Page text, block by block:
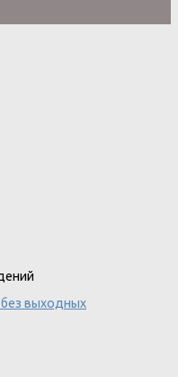
без выходных